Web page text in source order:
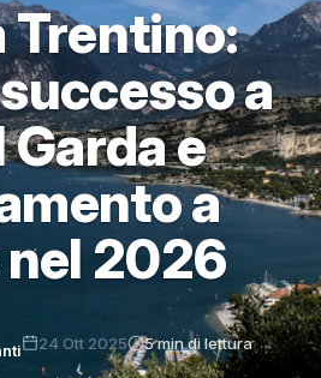
Trentino:
a
Garda e
a
2026
24 Ott 2025 5 min di lettura